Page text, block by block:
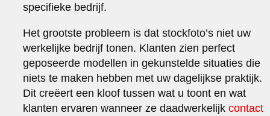
specifieke bedrijf.
Het grootste probleem is dat stockfoto’s niet uw
werkelijke bedrijf tonen. Klanten zien perfect
geposeerde modellen in gekunstelde situaties die
niets te maken hebben met uw dagelijkse praktijk.
Dit creëert een kloof tussen wat u toont en wat
klanten ervaren wanneer ze daadwerkelijkcontact